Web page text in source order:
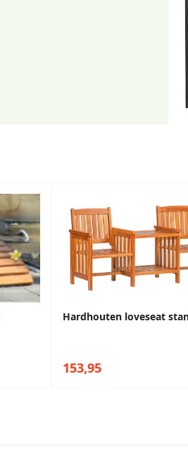
Hardhouten loveseat
153,95